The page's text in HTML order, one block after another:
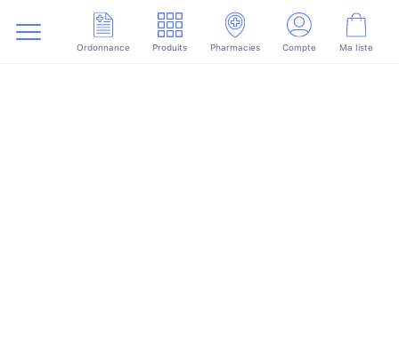
Ordonnance Produits Pharmacies Compte Ma liste